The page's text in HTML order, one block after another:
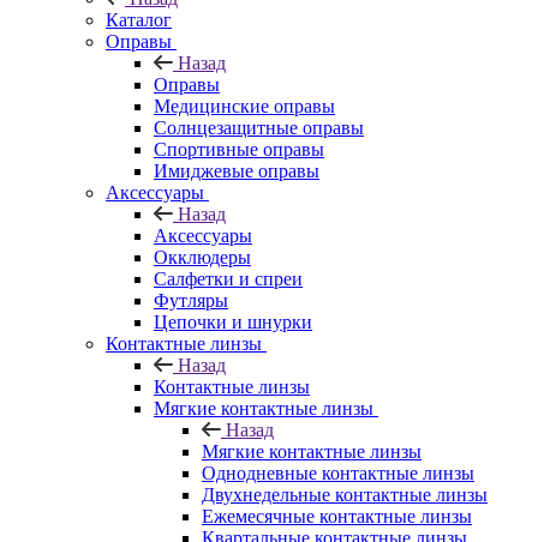
Каталог
Оправы
Назад
Оправы
Медицинские оправы
Солнцезащитные оправы
Спортивные оправы
Имиджевые оправы
Аксессуары
Назад
Аксессуары
Окклюдеры
Салфетки и спреи
Футляры
Цепочки и шнурки
Контактные линзы
Назад
Контактные линзы
Мягкие контактные линзы
Назад
Мягкие контактные линзы
Однодневные контактные линзы
Двухнедельные контактные линзы
Ежемесячные контактные линзы
Квартальные контактные линзы